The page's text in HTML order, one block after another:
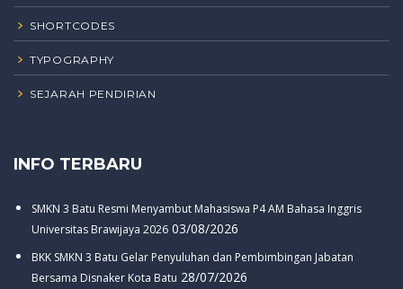
SHORTCODES
TYPOGRAPHY
SEJARAH PENDIRIAN
INFO TERBARU
SMKN 3 Batu Resmi Menyambut Mahasiswa P4 AM Bahasa Inggris
Universitas Brawijaya 2026 03/08/2026
BKK SMKN 3 Batu Gelar Penyuluhan dan Pembimbingan Jabatan
Bersama Disnaker Kota Batu 28/07/2026